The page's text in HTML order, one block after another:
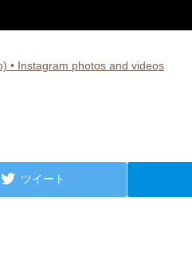
• Instagram photos and videos
ツイート